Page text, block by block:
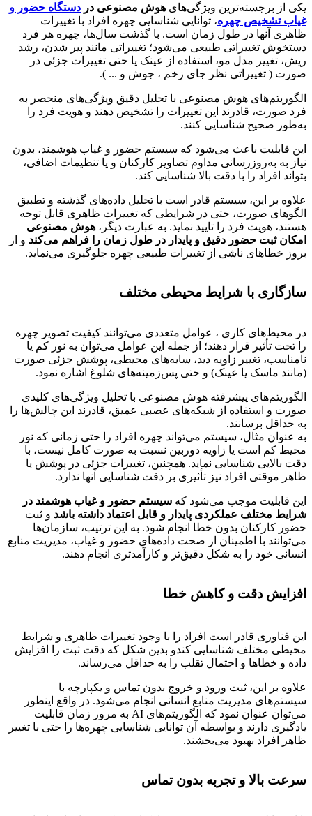
یکی از برجسته‌ترین ویژگی‌های هوش مصنوعی در دستگاه حضور و
غیاب تشخیص چهره، توانایی شناسایی چهره افراد با تغییرات
ظاهری آنها در طول زمان است. با گذشت سال‌ها، چهره هر فرد
دستخوش تغییراتی طبیعی می‌شود؛ تغییراتی مانند پیر شدن، رشد
ریش، تغییر مدل مو، استفاده از عینک یا حتی تغییرات جزئی در
صورت ( تغییراتی نظر جای زخم ، جوش و ... ).
الگوریتم‌های هوش مصنوعی با تحلیل دقیق ویژگی‌های منحصر به
فرد صورت، قادرند این تغییرات را تشخیص دهند و هویت فرد را
به‌طور صحیح شناسایی کنند.
این قابلیت باعث می‌شود که سیستم حضور و غیاب هوشمند، بدون
نیاز به به‌روزرسانی مداوم تصاویر کارکنان و یا تنظیمات اضافی،
بتواند افراد را با دقت بالا شناسایی کند.
علاوه بر این، سیستم قادر است با تحلیل داده‌های گذشته و تطبیق
الگوهای صورت، حتی در شرایطی که تغییرات ظاهری قابل توجه
هستند، هویت فرد را تایید نماید. به عبارت دیگر، هوش مصنوعی
امکان ثبت حضور دقیق و پایدار در طول زمان را فراهم می‌کند و از
بروز خطاهای ناشی از تغییرات طبیعی چهره جلوگیری می‌نماید.
سازگاری با شرایط محیطی مختلف
در محیط‌های کاری ، عوامل متعددی می‌توانند کیفیت تصویر چهره
را تحت تأثیر قرار دهند؛ از جمله این عوامل می‌توان به نور کم یا
نامناسب، تغییر زاویه دید، سایه‌های محیطی، پوشش جزئی صورت
(مانند ماسک یا عینک) و حتی پس‌زمینه‌های شلوغ اشاره نمود.
الگوریتم‌های پیشرفته هوش مصنوعی با تحلیل ویژگی‌های کلیدی
صورت و استفاده از شبکه‌های عصبی عمیق، قادرند این چالش‌ها را
به حداقل برسانند.
به عنوان مثال، سیستم می‌تواند چهره افراد را حتی زمانی که نور
محیط کم است یا زاویه دوربین نسبت به صورت کامل نیست، با
دقت بالایی شناسایی نماید. همچنین، تغییرات جزئی در پوشش یا
ظاهر موقتی افراد نیز تأثیری بر دقت شناسایی آنها ندارد.
این قابلیت موجب می‌شود که سیستم حضور و غیاب هوشمند در
شرایط مختلف عملکردی پایدار و قابل اعتماد داشته باشد و ثبت
حضور کارکنان بدون خطا انجام شود. به این ترتیب، سازمان‌ها
می‌توانند با اطمینان از صحت داده‌های حضور و غیاب، مدیریت منابع
انسانی خود را به شکل دقیق‌تر و کارآمدتری انجام دهند.
افزایش دقت و کاهش خطا
این فناوری قادر است افراد را با وجود تغییرات ظاهری و شرایط
محیطی مختلف شناسایی کندو بدین شکل که دقت ثبت را افزایش
داده و خطاها و احتمال تقلب را به حداقل می‌رساند.
علاوه بر این، ثبت ورود و خروج بدون تماس و یکپارچه با
سیستم‌های مدیریت منابع انسانی انجام می‌شود. در واقع اینطور
می‌توان عنوان نمود که الگوریتم‌های AI به مرور زمان قابلیت
یادگیری دارند و بواسطه آن توانایی شناسایی چهره‌ها را حتی با تغییر
ظاهر افراد بهبود می‌بخشند.
سرعت بالا و تجربه بدون تماس